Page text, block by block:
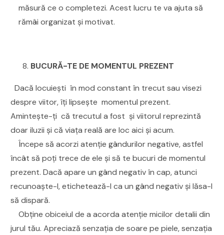
măsură ce o completezi. Acest lucru te va ajuta să
rămâi organizat și motivat.
BUCURĂ-TE DE MOMENTUL PREZENT
Dacă locuiești în mod constant în trecut sau visezi
despre viitor, îți lipsește momentul prezent.
Amintește-ți că trecutul a fost și viitorul reprezintă
doar iluzii și că viața reală are loc aici și acum.
Începe să acorzi atenție gândurilor negative, astfel
încât să poți trece de ele și să te bucuri de momentul
prezent. Dacă apare un gând negativ în cap, atunci
recunoaște-l, etichetează-l ca un gând negativ și lăsa-l
să dispară.
Obține obiceiul de a acorda atenție micilor detalii din
jurul tău. Apreciază senzația de soare pe piele, senzația